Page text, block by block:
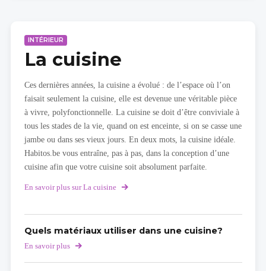
INTÉRIEUR
La cuisine
Ces dernières années, la cuisine a évolué : de l’espace où l’on
faisait seulement la cuisine, elle est devenue une véritable pièce
à vivre, polyfonctionnelle. La cuisine se doit d’être conviviale à
tous les stades de la vie, quand on est enceinte, si on se casse une
jambe ou dans ses vieux jours. En deux mots, la cuisine idéale.
Habitos.be vous entraîne, pas à pas, dans la conception d’une
cuisine afin que votre cuisine soit absolument parfaite.
En savoir plus sur La cuisine
Quels matériaux utiliser dans une cuisine?
En savoir plus
sur